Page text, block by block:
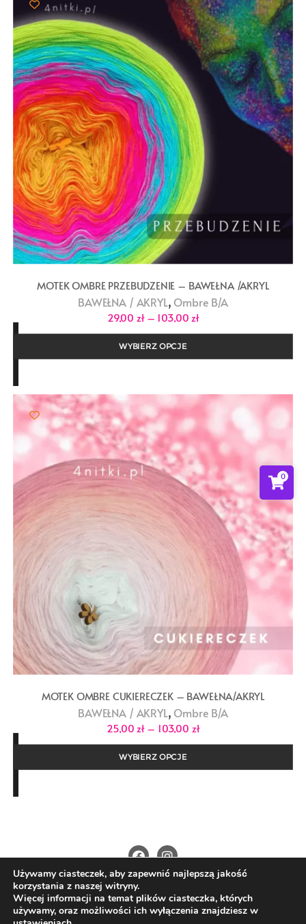
MOTEK OMBRE PRZEBUDZENIE – BAWEŁNA /AKRYL
BAWEŁNA / AKRYL, Ombre B/A
29,00 zł – 103,00 złZakres
od
do
WYBIERZ OPCJE
MOTEK OMBRE CUKIERECZEK – BAWEŁNA/AKRYL
BAWEŁNA / AKRYL, Ombre B/A
25,00 zł – 103,00 złZakres
od
do
WYBIERZ OPCJE
O Nas Kontakt Polityka prywatności
Regulamin
Wysyłka i płatności
Copyright ©2026 4nitki.pl . All rights reserved.
Używamy ciasteczek, aby zapewnić najlepszą jakość
korzystania z naszej witryny.
Więcej informacji na temat plików ciasteczka, których
używamy, oraz możliwości ich wyłączenia znajdziesz w
0